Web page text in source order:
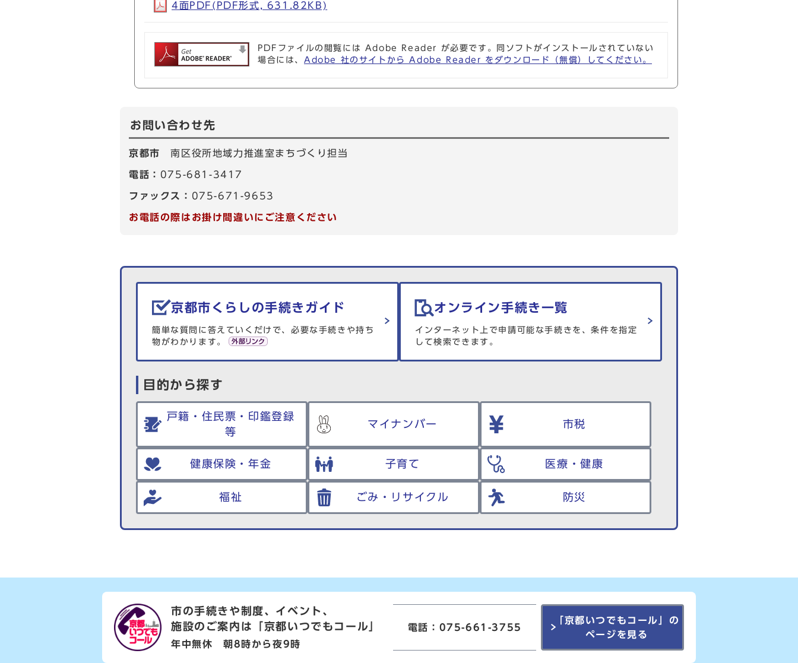
4面PDF(PDF形式, 631.82KB)
PDFファイルの閲覧には Adobe Reader が必要です。同ソフトがインストールされていない
場合には、 Adobe 社のサイトから Adobe Reader をダウンロード（無償）してください。
お問い合わせ先
京都市南区役所地域力推進室まちづくり担当
電話： 075-681-3417
ファックス： 075-671-9653
お電話の際はお掛け間違いにご注意ください
生活情報を探す
京都市くらしの手続きガイド
簡単な質問に答えていくだけで、必要な手続きや持ち
物がわかります。
オンライン手続き一覧
インターネット上で申請可能な手続きを、条件を指定
して検索できます。
目的から探す
戸籍・住民票・印鑑登録
等
マイナンバー 市税
健康保険・年金 子育て 医療・健康
福祉 ごみ・リサイクル 防災
市の手続きや制度、イベント、
施設のご案内は
「京都いつでもコール」
年中無休 朝8時から夜9時
電話：075-661-3755
「京都いつでもコール」の
ページを見る